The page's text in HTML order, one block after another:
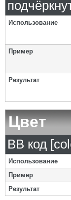
Использование
Пример
Результат
Цвет
BB код
Использование
Пример
Результат